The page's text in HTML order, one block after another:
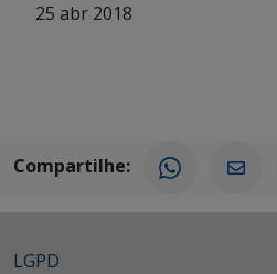
25 abr 2018
Compartilhe:
LGPD